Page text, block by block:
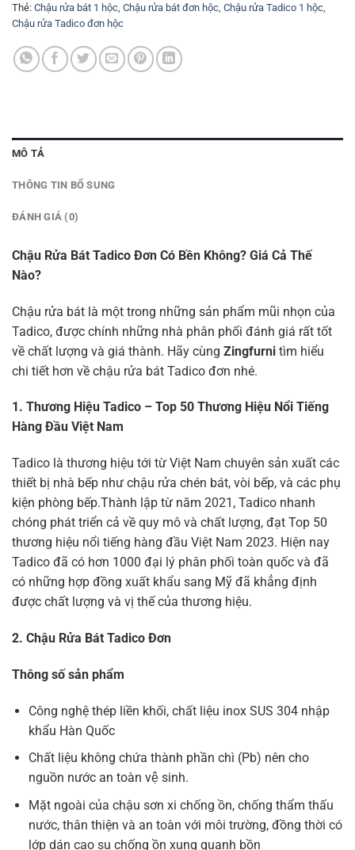
Thẻ: Chậu rửa bát 1 hộc Chậu rửa bát đơn hộc Chậu rửa Tadico 1 hộc
Chậu rửa Tadico đơn hộc
MÔ TẢ
THÔNG TIN BỔ SUNG
ĐÁNH GIÁ (0)
Chậu Rửa Bát Tadico Đơn Có Bền Không? Giá Cả Thế
Nào?
Chậu rửa bát là một trong những sản phẩm mũi nhọn của
Tadico, được chính những nhà phân phối đánh giá rất tốt
về chất lượng và giá thành. Hãy cùng Zingfurni tìm hiểu
chi tiết hơn về chậu rửa bát Tadico đơn nhé.
1. Thương Hiệu Tadico – Top 50 Thương Hiệu Nổi Tiếng
Hàng Đầu Việt Nam
Tadico là thương hiệu tới từ Việt Nam chuyên sản xuất các
thiết bị nhà bếp như chậu rửa chén bát, vòi bếp, và các phụ
kiện phòng bếp.Thành lập từ năm 2021, Tadico nhanh
chóng phát triển cả về quy mô và chất lượng, đạt Top 50
thương hiệu nổi tiếng hàng đầu Việt Nam 2023. Hiện nay
Tadico đã có hơn 1000 đại lý phân phối toàn quốc và đã
có những hợp đồng xuất khẩu sang Mỹ đã khẳng định
được chất lượng và vị thế của thương hiệu.
2. Chậu Rửa Bát Tadico Đơn
Thông số sản phẩm
Công nghệ thép liền khối, chất liệu inox SUS 304 nhập
khẩu Hàn Quốc
Chất liệu không chứa thành phần chì (Pb) nên cho
nguồn nước an toàn vệ sinh.
Mặt ngoài của chậu sơn xi chống ồn, chống thẩm thấu
nước, thân thiện và an toàn với môi trường, đồng thời có
lớp dán cao su chống ồn xung quanh bồn